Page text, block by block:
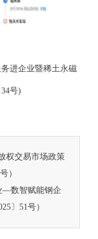
进企业暨稀土永磁
号)
权交易市场政策
）
—数智赋能钢企
〕51号）